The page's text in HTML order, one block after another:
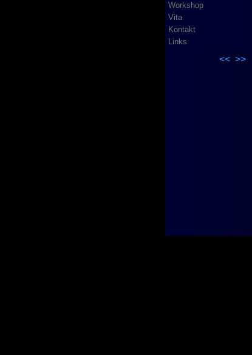
Workshop
Vita
Kontakt
Links
<< >>